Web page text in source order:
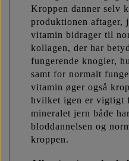
Kroppen danner selv
produktionen
vitamin bidrager til
kollagen, der har
fungerende knogler,
samt for normalt
vitamin øger også
hvilket igen er vigtigt
mineralet jern både
bloddannelsen og
kroppen.